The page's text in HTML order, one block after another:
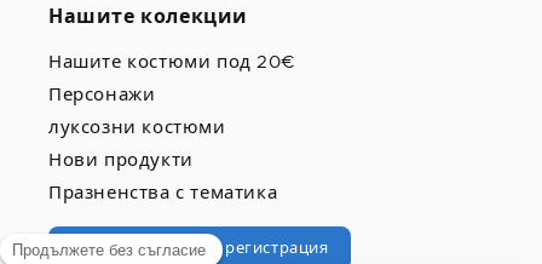
Нашите колекции
Нашите костюми под 20€
Персонажи
луксозни костюми
Нови продукти
Празненства с тематика
Професионална регистрация